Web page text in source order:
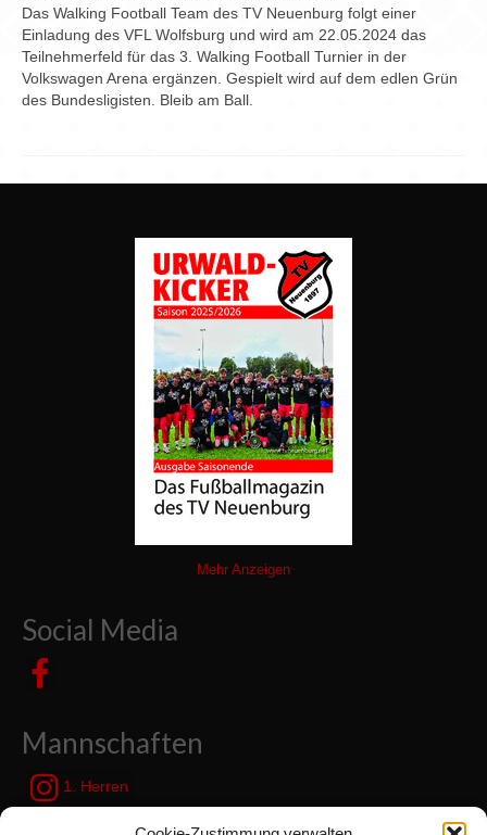
Das Walking Football Team des TV Neuenburg folgt einer
Einladung des VFL Wolfsburg und wird am 22.05.2024 das
Teilnehmerfeld für das 3. Walking Football Turnier in der
Volkswagen Arena ergänzen. Gespielt wird auf dem edlen Grün
des Bundesligisten. Bleib am Ball.
Mehr Anzeigen
Social Media
Mannschaften
1. Herren
JSG Zetel / Friesische Wehde